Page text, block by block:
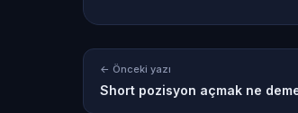
← Önceki yazı
Short pozisyon açmak ne